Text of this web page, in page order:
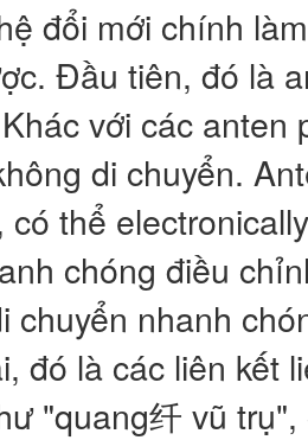
đổi mới chính
Đầu tiên, đó là
với các
di chuyển.
thể
chóng điều
chuyển nhanh
đó là các liên kết
"quang纤 vũ